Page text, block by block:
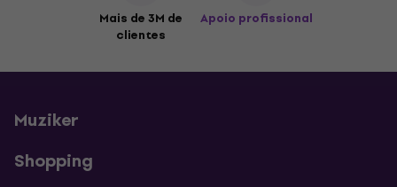
Mais de 3M de
clientes
Apoio profissional
Muziker
Shopping